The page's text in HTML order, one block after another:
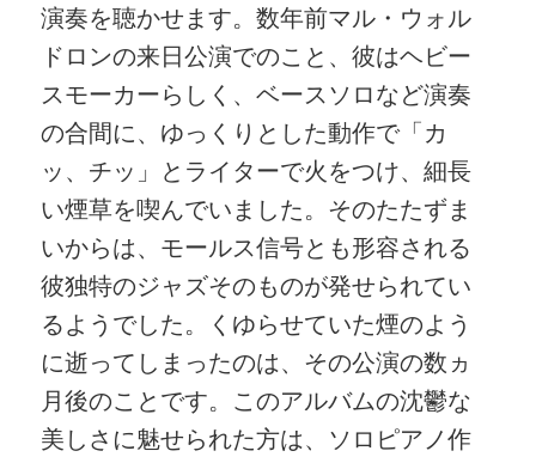
演奏を聴かせます。数年前マル・ウォル
ドロンの来日公演でのこと、彼はヘビー
スモーカーらしく、ベースソロなど演奏
の合間に、ゆっくりとした動作で「カ
ッ、チッ」とライターで火をつけ、細長
い煙草を喫んでいました。そのたたずま
いからは、モールス信号とも形容される
彼独特のジャズそのものが発せられてい
るようでした。くゆらせていた煙のよう
に逝ってしまったのは、その公演の数ヵ
月後のことです。このアルバムの沈鬱な
美しさに魅せられた方は、ソロピアノ作